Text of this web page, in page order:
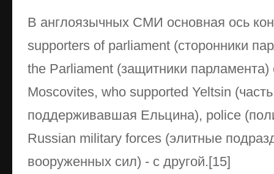
В англоязычных СМИ основная ось
supporters of parliament (сторонники
the Parliament (защитники
Moscovites, who supported Yeltsin
поддерживавшая Ельцина), police
Russian military forces (элитные
вооруженных сил) - с другой.[15]